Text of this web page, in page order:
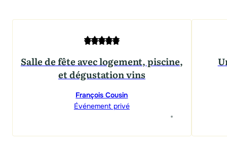
Salle de fête avec logement, piscine,
et dégustation vins
François Cousin
Événement privé